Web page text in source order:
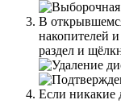
В
накопителей
раздел и
Если никакие